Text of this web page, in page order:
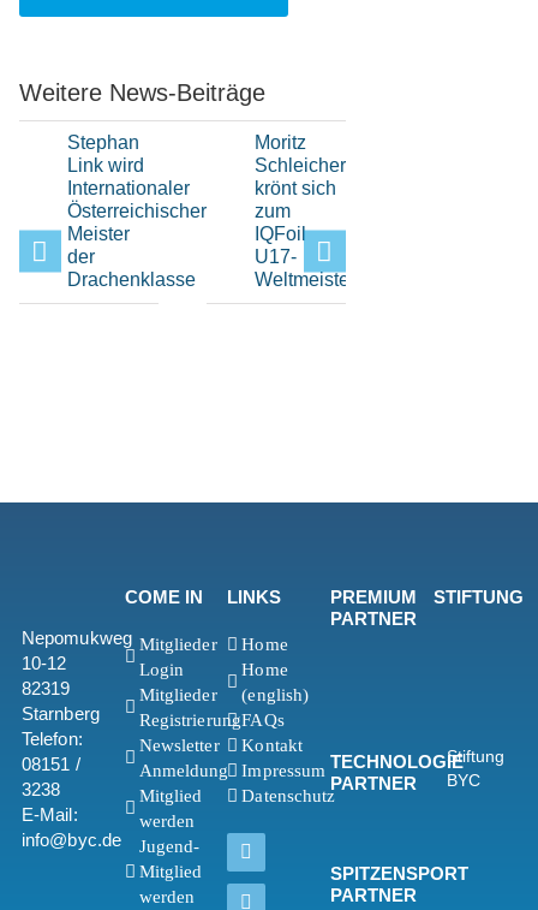
Weitere News-Beiträge
Stephan
Link wird
Internationaler
Österreichischer
Meister
der
Drachenklasse
Moritz
Schleicher
krönt sich
zum
IQFoil
U17-
Weltmeister
Nepomukweg
10-12
82319
Starnberg
Telefon:
08151 /
3238
E-Mail:
info@byc.de
COME IN
Mitglieder
Login
Mitglieder
Registrierung
Newsletter
Anmeldung
Mitglied
werden
Jugend-
Mitglied
werden
LINKS
Home
Home
(english)
FAQs
Kontakt
Impressum
Datenschutz
PREMIUM
PARTNER
TECHNOLOGIE
PARTNER
SPITZENSPORT
PARTNER
STIFTUNG
Stiftung
BYC